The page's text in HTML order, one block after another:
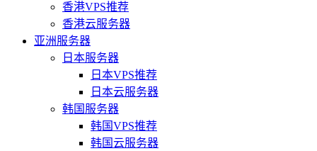
香港VPS推荐
香港云服务器
亚洲服务器
日本服务器
日本VPS推荐
日本云服务器
韩国服务器
韩国VPS推荐
韩国云服务器